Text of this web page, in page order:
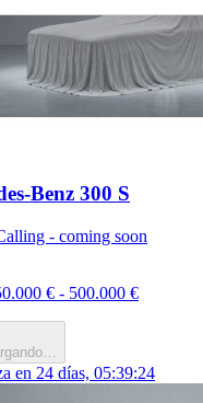
diese Informationen
zusammen, die Sie
die sie im Rahmen Ihrer
Benz 300 S
- coming soon
€ - 500.000 €
en 24 días, 05:39:24